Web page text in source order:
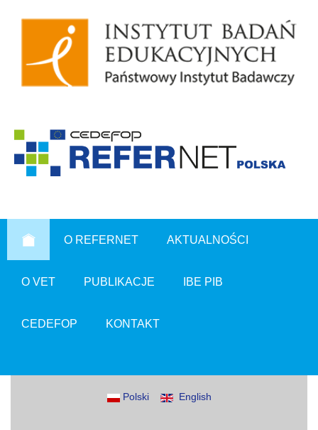
O REFERNET AKTUALNOŚCI
O VET PUBLIKACJE IBE PIB
CEDEFOP KONTAKT
Polski English